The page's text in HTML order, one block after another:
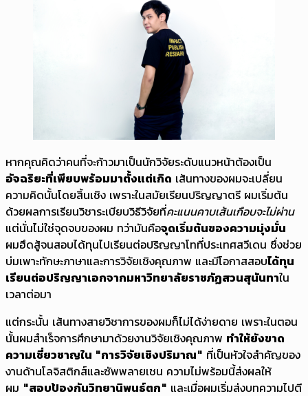
หากคุณคิดว่าคนที่จะก้าวมาเป็นนักวิจัยระดับแนวหน้าต้องเป็น
อัจฉริยะที่เพียบพร้อมมาตั้งแต่เกิด เส้นทางของผมจะเปลี่ยน
ความคิดนั้นโดยสิ้นเชิง เพราะในสมัยเรียนปริญญาตรี ผมเริ่มต้น
ด้วยผลการเรียนวิชาระเบียบวิธีวิจัยที่คะแนนคาบเส้นเกือบจะไม่ผ่าน
แต่นั่นไม่ใช่จุดจบของผม ทว่ามันคือจุดเริ่มต้นของความมุ่งมั่น
ผมฮึดสู้จนสอบได้ทุนไปเรียนต่อปริญญาโทที่ประเทศสวีเดน ซึ่งช่วย
บ่มเพาะทักษะภาษาและการวิจัยเชิงคุณภาพ และมีโอกาสสอบได้ทุน
เรียนต่อปริญญาเอกจากมหาวิทยาลัยราชภัฏสวนสุนันทาใน
เวลาต่อมา
แต่กระนั้น เส้นทางสายวิชาการของผมก็ไม่ได้ง่ายดาย เพราะในตอน
นั้นผมสำเร็จการศึกษามาด้วยงานวิจัยเชิงคุณภาพ ทำให้ยังขาด
ความเชี่ยวชาญใน "การวิจัยเชิงปริมาณ" ที่เป็นหัวใจสำคัญของ
งานด้านโลจิสติกส์และซัพพลายเชน ความไม่พร้อมนี้ส่งผลให้
ผม "สอบป้องกันวิทยานิพนธ์ตก" และเมื่อผมเริ่มส่งบทความไปตี